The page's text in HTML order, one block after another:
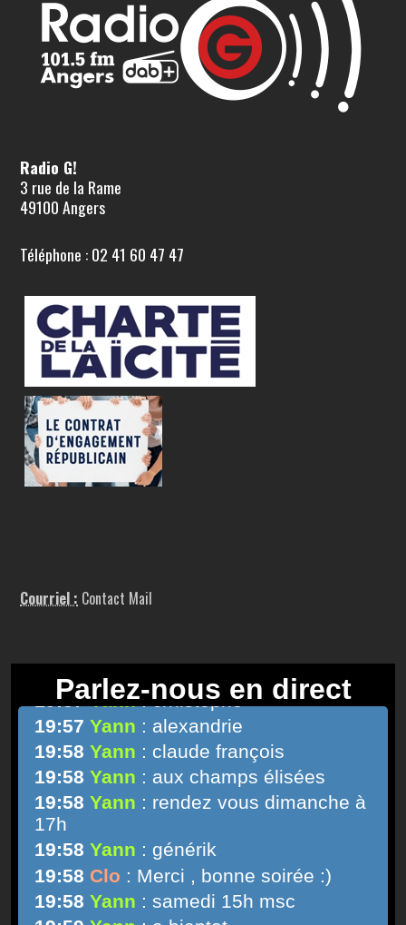
Radio G!
3 rue de la Rame
49100 Angers
Téléphone : 02 41 60 47 47
Courriel : Contact Mail